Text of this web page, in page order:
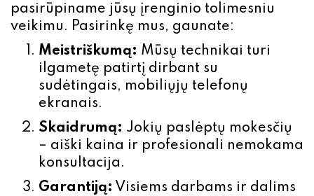
pasirūpiname jūsų įrenginio tolimesniu
veikimu. Pasirinkę mus, gaunate:
Meistriškumą: Mūsų technikai turi
ilgametę patirtį dirbant su
sudėtingais, mobiliųjų telefonų
ekranais.
Skaidrumą: Jokių paslėptų mokesčių
– aiški kaina ir profesionali nemokama
konsultacija.
Garantiją: Visiems darbams ir dalims